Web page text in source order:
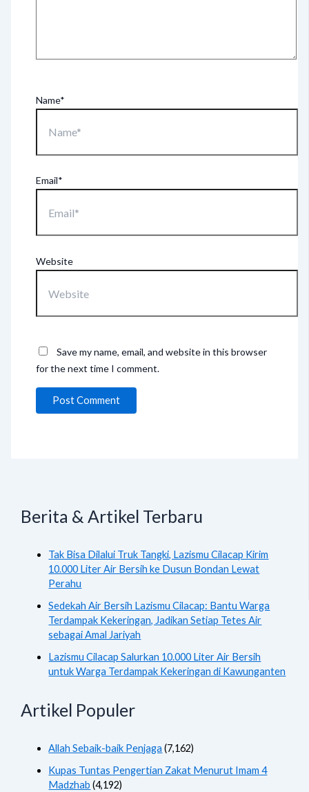
Name*
Email*
Website
Save my name, email, and website in this browser
for the next time I comment.
Berita & Artikel Terbaru
Tak Bisa Dilalui Truk Tangki, Lazismu Cilacap Kirim
10.000 Liter Air Bersih ke Dusun Bondan Lewat
Perahu
Sedekah Air Bersih Lazismu Cilacap: Bantu Warga
Terdampak Kekeringan, Jadikan Setiap Tetes Air
sebagai Amal Jariyah
Lazismu Cilacap Salurkan 10.000 Liter Air Bersih
untuk Warga Terdampak Kekeringan di Kawunganten
Artikel Populer
Allah Sebaik-baik Penjaga (7,162)
Kupas Tuntas Pengertian Zakat Menurut Imam 4
Madzhab (4,192)